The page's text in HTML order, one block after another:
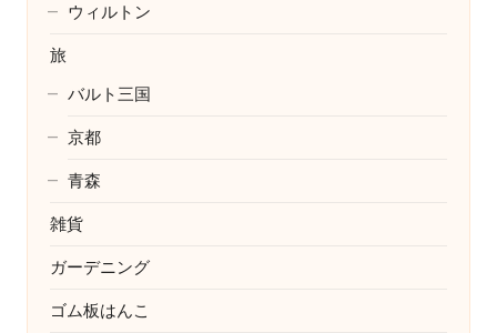
ウィルトン
旅
バルト三国
京都
青森
雑貨
ガーデニング
ゴム板はんこ